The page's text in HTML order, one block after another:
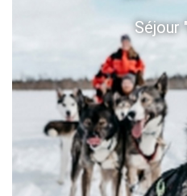
Séjour